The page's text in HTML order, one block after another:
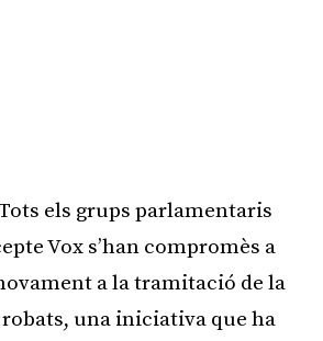
els grups parlamentaris
Vox s’han compromès a
a la tramitació de la
una iniciativa que ha